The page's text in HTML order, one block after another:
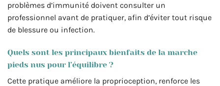
problèmes d’immunité doivent consulter un
professionnel avant de pratiquer, afin d’éviter tout risque
de blessure ou infection.
Quels sont les principaux bienfaits de la marche
pieds nus pour l’équilibre ?
Cette pratique améliore la proprioception, renforce les